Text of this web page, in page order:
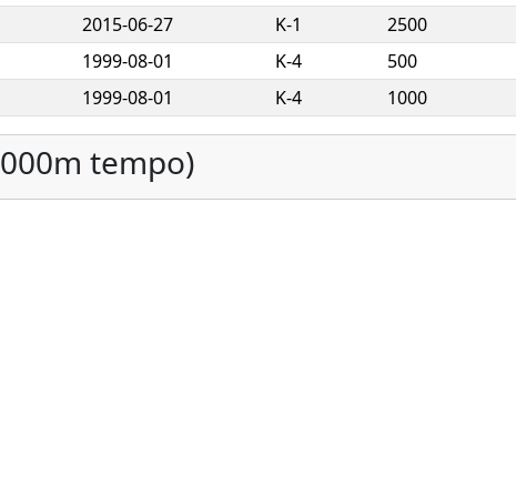
2015-06-27 K-1 2500
1999-08-01 K-4 500
1999-08-01
K-4 1000
tempo)